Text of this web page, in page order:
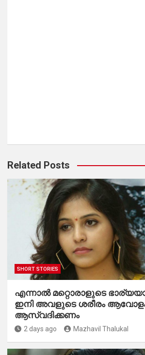
Related Posts
SHORT STORIES
എന്നാൽ മറ്റൊരാളുടെ
ഇനി അവളുടെ ശരീരം
ആസ്വദിക്കണം
2 days ago Mazhavil Thalukal